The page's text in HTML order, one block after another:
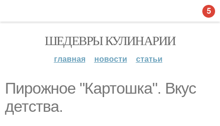
ШЕДЕВРЫ КУЛИНАРИИ
главная новости статьи
Пирожное "Картошка". Вкус
детства.
5